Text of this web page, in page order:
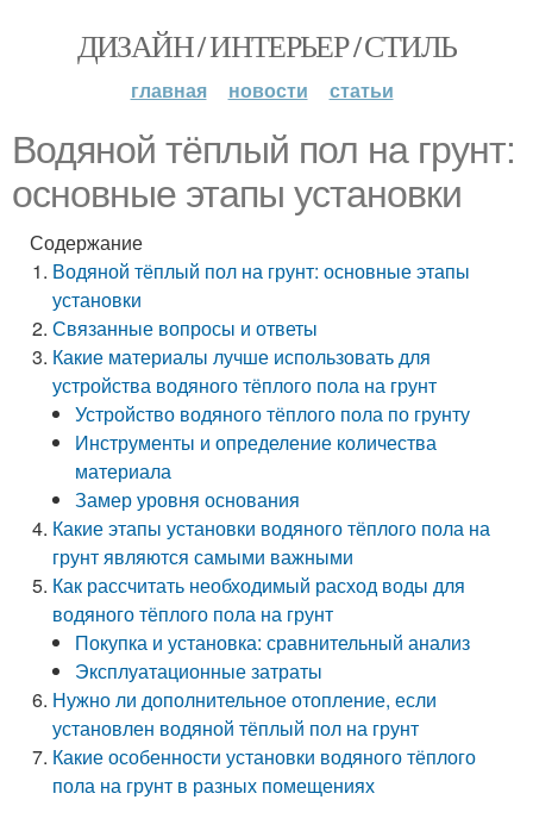
ДИЗАЙН / ИНТЕРЬЕР / СТИЛЬ
главная новости статьи
Водяной тёплый пол на грунт:
основные этапы установки
Содержание
Водяной тёплый пол на грунт: основные этапы
установки
Связанные вопросы и ответы
Какие материалы лучше использовать для
устройства водяного тёплого пола на грунт
Устройство водяного тёплого пола по грунту
Инструменты и определение количества
материала
Замер уровня основания
Какие этапы установки водяного тёплого пола на
грунт являются самыми важными
Как рассчитать необходимый расход воды для
водяного тёплого пола на грунт
Покупка и установка: сравнительный анализ
Эксплуатационные затраты
Нужно ли дополнительное отопление, если
установлен водяной тёплый пол на грунт
Какие особенности установки водяного тёплого
пола на грунт в разных помещениях